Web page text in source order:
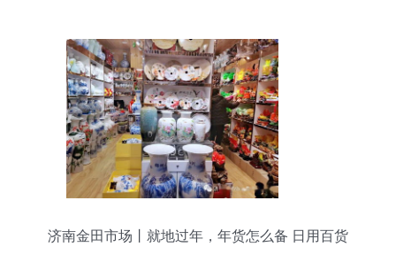
济南金田市场丨就地过年，年货怎么备 日用百货